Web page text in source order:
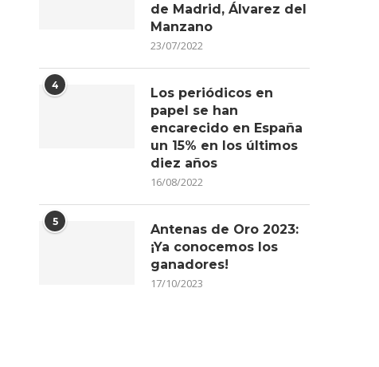
de Madrid, Álvarez del
Manzano
23/07/2022
4
Los periódicos en
papel se han
encarecido en España
un 15% en los últimos
diez años
16/08/2022
5
Antenas de Oro 2023:
¡Ya conocemos los
ganadores!
17/10/2023